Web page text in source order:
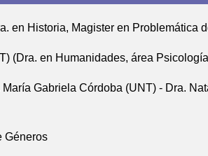
en Historia, Magister en Problemática
(Dra. en Humanidades, área
Gabriela Córdoba (UNT) - Dra.
Géneros